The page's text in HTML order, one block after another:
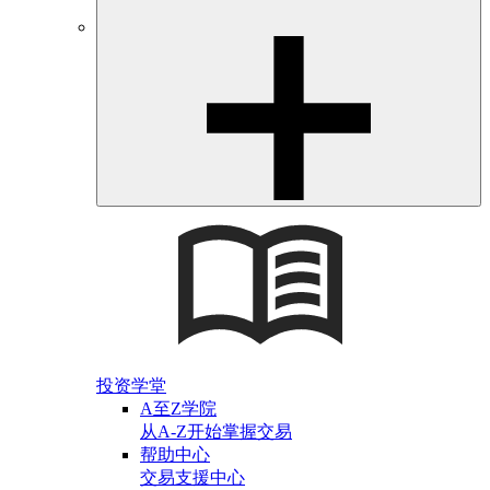
投资学堂
A至Z学院
从A-Z开始掌握交易
帮助中心
交易支援中心